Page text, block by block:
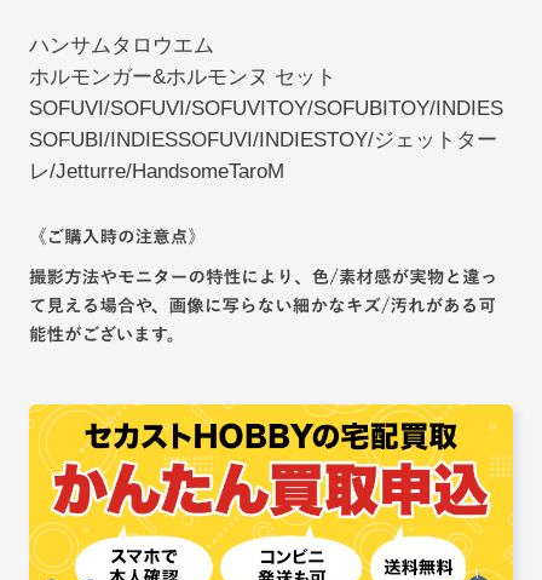
ハンサムタロウエム
ホルモンガー&ホルモンヌ セット
SOFUVI/SOFUVI/SOFUVITOY/SOFUBITOY/INDIES
SOFUBI/INDIESSOFUVI/INDIESTOY/ジェットター
レ/Jetturre/HandsomeTaroM